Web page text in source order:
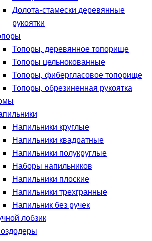
Долота-стамески деревянные
рукоятки
Топоры, деревянное топорище
Топоры цельнокованные
Топоры, фибергласовое топорище
Топоры, обрезиненная рукоятка
Напильники круглые
Напильники квадратные
Напильники полукруглые
Наборы напильников
Напильники плоские
Напильники трехгранные
Напильник без ручек
лобзик